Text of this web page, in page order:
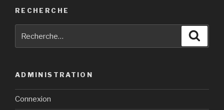
RECHERCHE
pour
ADMINISTRATION
Connexion